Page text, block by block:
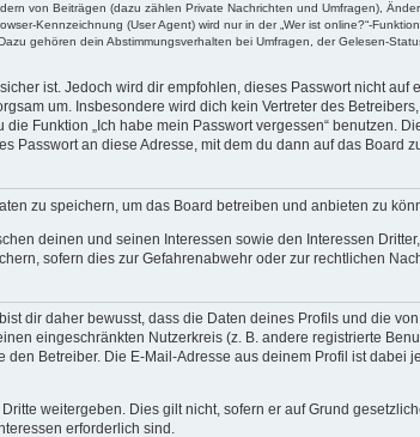
von Beiträgen (dazu zählen Private Nachrichten und Umfragen),
Kennzeichnung (User Agent) wird nur in der „Wer ist online?“-
gehören dein Abstimmungsverhalten bei Umfragen, der Gelesen-
ist. Jedoch wird dir empfohlen, dieses Passwort nicht
um. Insbesondere wird dich kein Vertreter des
Funktion „Ich habe mein Passwort vergessen“ benutzen.
Passwort an diese Adresse, mit dem du dann auf das Board
zu speichern, um das Board betreiben und anbieten zu
deinen und seinen Interessen sowie den Interessen
sofern dies zur Gefahrenabwehr oder zur rechtlichen
dir daher bewusst, dass die Daten deines Profils und die
eingeschränkten Nutzerkreis (z. B. andere registrierte
Betreiber. Die E-Mail-Adresse aus deinem Profil ist dabei
weitergeben. Dies gilt nicht, sofern er auf Grund
erforderlich sind.